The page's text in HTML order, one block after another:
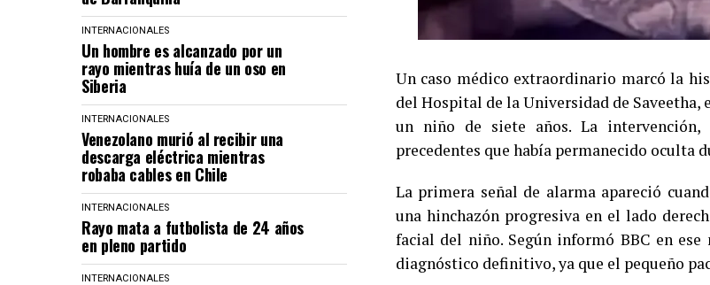
INTERNACIONALES
Un hombre es alcanzado por un
rayo mientras huía de un oso en
Siberia
INTERNACIONALES
Venezolano murió al recibir una
descarga eléctrica mientras
robaba cables en Chile
INTERNACIONALES
Rayo mata a futbolista de 24 años
en pleno partido
INTERNACIONALES
Un caso médico extraordinario marcó la
del Hospital de la Universidad de
un niño de siete años. La
precedentes que había permanecido oculta
La primera señal de alarma apareció
una hinchazón progresiva en el lado
facial del niño. Según informó BBC en
diagnóstico definitivo, ya que el pequeño